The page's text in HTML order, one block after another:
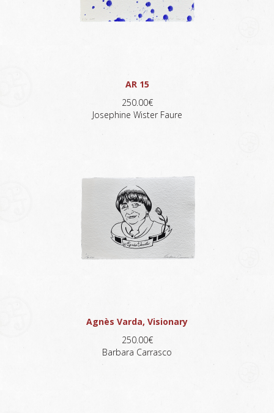
AR 15
250.00€
Josephine Wister Faure
Agnès Varda, Visionary
250.00€
Barbara Carrasco